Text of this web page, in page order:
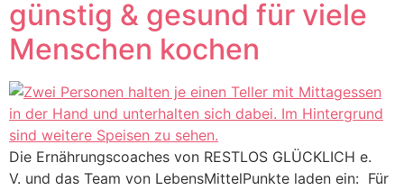
günstig & gesund für viele
Menschen kochen
Die Ernährungscoaches von RESTLOS GLÜCKLICH e.
V. und das Team von LebensMittelPunkte laden ein: Für